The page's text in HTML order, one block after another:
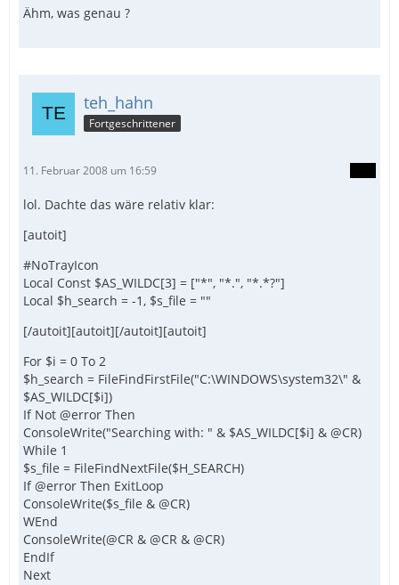
Ähm, was genau ?
teh_hahn
Fortgeschrittener
11. Februar 2008 um 16:59
lol. Dachte das wäre relativ klar:
[autoit]
#NoTrayIcon
Local Const $AS_WILDC[3] = ["*", "*.", "*.*?"]
Local $h_search = -1, $s_file = ""
[/autoit][autoit][/autoit][autoit]
For $i = 0 To 2
$h_search = FileFindFirstFile("C:\WINDOWS\system32\" &
$AS_WILDC[$i])
If Not @error Then
ConsoleWrite("Searching with: " & $AS_WILDC[$i] & @CR)
While 1
$s_file = FileFindNextFile($H_SEARCH)
If @error Then ExitLoop
ConsoleWrite($s_file & @CR)
WEnd
ConsoleWrite(@CR & @CR & @CR)
EndIf
Next